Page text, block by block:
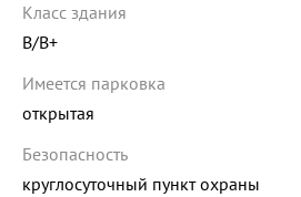
Класс здания
B/B+
Имеется парковка
открытая
Безопасность
круглосуточный пункт охраны